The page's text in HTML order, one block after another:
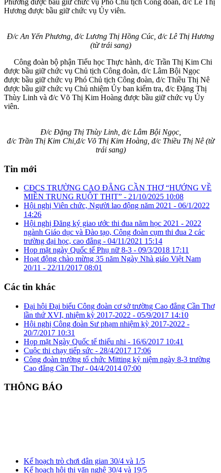
Hương được bầu giữ chức vụ Ủy viên.
Đ/c An Yến Phương, đ/c Lương Thị Hồng Cúc, đ/c Lê Thị Hương
(từ trái sang)
Công đoàn bộ phận Tiểu học Thực hành, đ/c Trần Thị Kim Chi
được bầu giữ chức vụ Chủ tịch Công đoàn, đ/c Lâm Bội Ngọc
được bầu giữ chức vụ Phó Chủ tịch Công đoàn, đ/c Thiều Thị Nê
được bầu giữ chức vụ Chủ nhiệm Ủy ban kiểm tra, đ/c Đặng Thị
Thùy Linh và đ/c Võ Thị Kim Hoàng được bầu giữ chức vụ Ủy
viên.
Đ/c Đặng Thị Thùy Linh, đ/c Lâm Bội Ngọc,
đ/c Trần Thị Kim Chi,đ/c Võ Thị Kim Hoàng, đ/c Thiều Thị Nê (từ
trái sang)
Tin mới
CĐCS TRƯỜNG CAO ĐẲNG CẦN THƠ “HƯỚNG VỀ
MIỀN TRUNG RUỘT THỊT” - 21/10/2025 10:08
Hội nghị Viên chức, Người lao động năm 2021 - 06/1/2022
14:26
Hội nghị Đăng ký giao ước thi đua năm học 2021 - 2022
ngành Giáo dục và Đào tạo, Công đoàn cụm thi đua 2 các
trường đại học, cao đẳng - 04/11/2021 15:14
Họp mặt ngày Quốc tế Phụ nữ 8-3 - 09/3/2018 17:11
Hoạt động chào mừng 35 năm Ngày Nhà giáo Việt Nam
20/11 - 22/11/2017 08:01
Các tin khác
Đại hội Đại biểu Công đoàn cơ sở trường Cao đẳng Cần Thơ
lần thứ XVI, nhiệm kỳ 2017-2022 - 05/9/2017 14:10
Hội nghị Công đoàn Sư phạm nhiệm kỳ 2017-2022 -
20/7/2017 10:31
Họp mặt Ngày Quốc tế thiếu nhi - 16/6/2017 10:41
Cuộc thi chạy tiếp sức - 28/4/2017 17:06
Công đoàn trường tổ chức Mitting kỷ niệm ngày 8-3 trường
Cao đẳng Cần Thơ - 04/4/2014 07:00
THÔNG BÁO
Kế hoạch trò chơi dân gian 30/4 và 1/5
Kế hoạch hội thi văn nghệ 30/4 và 19/5